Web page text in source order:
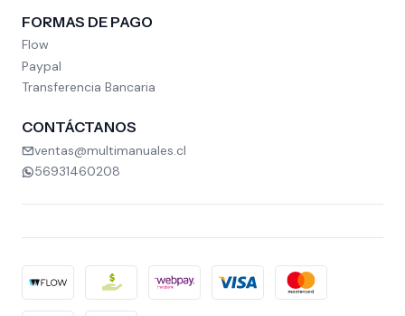
FORMAS DE PAGO
Flow
Paypal
Transferencia Bancaria
CONTÁCTANOS
ventas@multimanuales.cl
56931460208